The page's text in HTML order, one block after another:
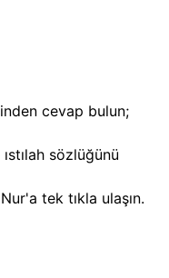
cevap bulun;
sözlüğünü
tek tıkla ulaşın.